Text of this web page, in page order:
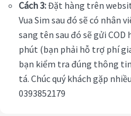
Cách 3:Đặt hàng trên
Vua Sim sau đó sẽ có nhân
sang tên sau đó sẽ gửi
phút (bạn phải hỗ trợ phí
bạn kiểm tra đúng thông
tá. Chúc quý khách gặp
0393852179